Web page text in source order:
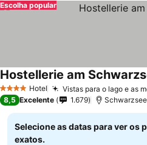
Escolha popular
4 EstrelasHotel Vistas para o lago e as
Hostellerie am
8,5 Excelente 1.679
Selecione as datas para ver os
exatos.